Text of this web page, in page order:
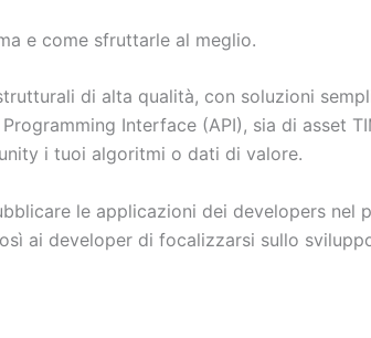
e come sfruttarle al meglio.
di alta qualità, con soluzioni
Interface (API), sia di asset
i tuoi algoritmi o dati di valore.
le applicazioni dei developers
ai developer di focalizzarsi sullo